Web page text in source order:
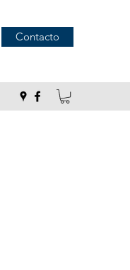
Contacto